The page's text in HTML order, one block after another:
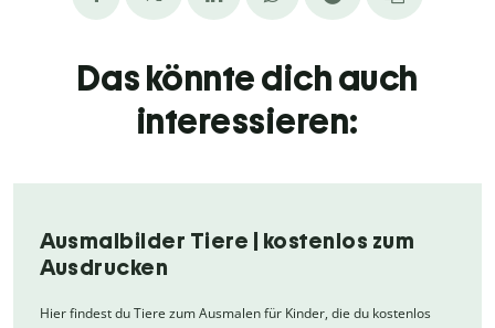
Das könnte dich auch
interessieren:
Ausmalbilder Tiere | kostenlos zum
Ausdrucken
Hier findest du Tiere zum Ausmalen für Kinder, die du kostenlos